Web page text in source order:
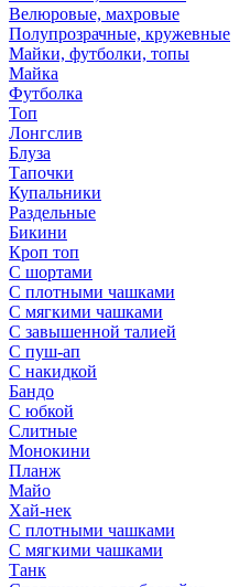
Велюровые, махровые
Полупрозрачные, кружевные
Майки, футболки, топы
Майка
Футболка
Топ
Лонгслив
Блуза
Тапочки
Купальники
Раздельные
Бикини
Кроп топ
С шортами
С плотными чашками
С мягкими чашками
С завышенной талией
С пуш-ап
С накидкой
Бандо
С юбкой
Слитные
Монокини
Планж
Майо
Хай-нек
С плотными чашками
С мягкими чашками
Танк